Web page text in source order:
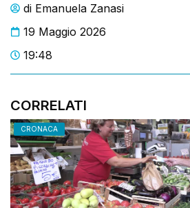
di Emanuela Zanasi
19 Maggio 2026
19:48
CORRELATI
CRONACA